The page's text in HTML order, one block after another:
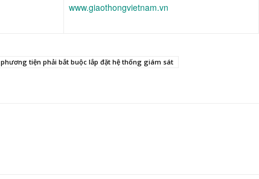
www.giaothongvietnam.vn
phương tiện phải bắt buộc lắp đặt hệ thống giám sát